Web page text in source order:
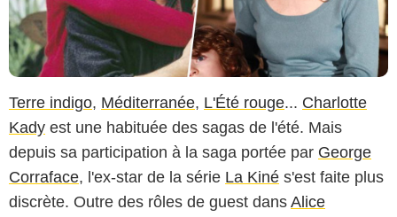
Terre indigo, Méditerranée, L'Été rouge... Charlotte
Kady est une habituée des sagas de l'été. Mais
depuis sa participation à la saga portée par George
Corraface, l'ex-star de la série La Kiné s'est faite plus
discrète. Outre des rôles de guest dans Alice